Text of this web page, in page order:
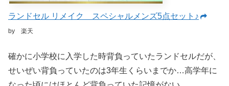
ランドセル リメイク スペシャルメンズ5点セット♪
by 楽天
確かに小学校に入学した時背負っていたランドセルだが、
せいぜい背負っていたのは3年生くらいまでか…高学年に